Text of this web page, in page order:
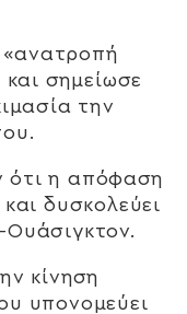
«ανατροπή
και σημείωσε
την
ότι η απόφαση
δυσκολεύει
κίνηση
υπονομεύει